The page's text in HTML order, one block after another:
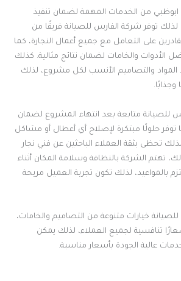
من الخدمات المهمة لضمان تنفيذ
لذلك توفر شركة الفارس للصيانة فريقًا من
على التعامل مع جميع أعمال النجارة، كما
الأدوات والخامات لضمان نتائج مثالية. كذلك
المواد والتصاميم الأنسب لكل مشروع، لذلك
وجذابًا.
للصيانة متابعة بعد انتهاء المشروع لضمان
توفر حلولًا مبتكرة لإصلاح أي أعطال أو مشاكل
لذلك تحظى بثقة العملاء الباحثين عن فني نجار
تهتم الشركة بالنظافة وسلامة المكان أثناء
بالمواعيد، لذلك تكون تجربة العميل مريحة
خيارات متنوعة من التصاميم والخامات،
تنافسية لجميع العملاء، لذلك يمكن
عالية الجودة بأسعار مناسبة.